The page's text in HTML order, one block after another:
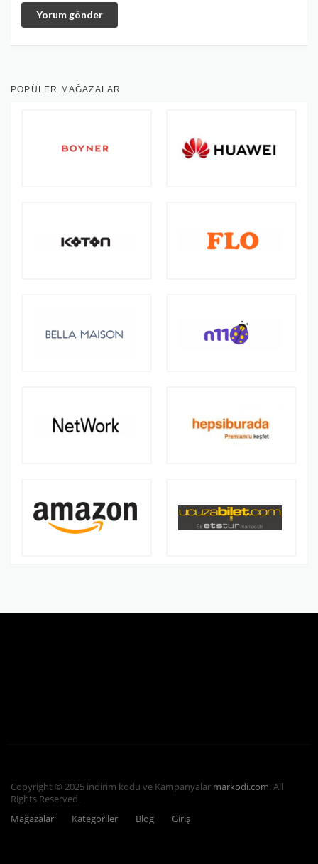
Yorum gönder
POPÜLER MAĞAZALAR
Copyright © 2025 indirim kodu ve Kampanyalar markodi.com. All
Rights Reserved.
Mağazalar
Kategoriler Blog Giriş